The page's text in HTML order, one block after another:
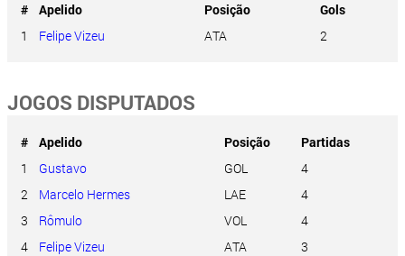
# Apelido Posição
Gols
1
Felipe Vizeu ATA 2
JOGOS DISPUTADOS
# Apelido Posição
Partidas
1
Gustavo GOL
4
2
Marcelo Hermes LAE
4
3
Rômulo VOL
4
4
Felipe Vizeu ATA
3